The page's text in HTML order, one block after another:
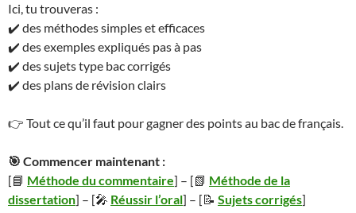
Ici, tu trouveras :
✔️ des méthodes simples et efficaces
✔️ des exemples expliqués pas à pas
✔️ des sujets type bac corrigés
✔️ des plans de révision clairs
👉 Tout ce qu’il faut pour gagner des points au bac de français.
🎯 Commencer maintenant :
[📘 Méthode du commentaire] – [📗 Méthode de la
dissertation] – [🎤 Réussir l’oral] – [📝 Sujets corrigés]